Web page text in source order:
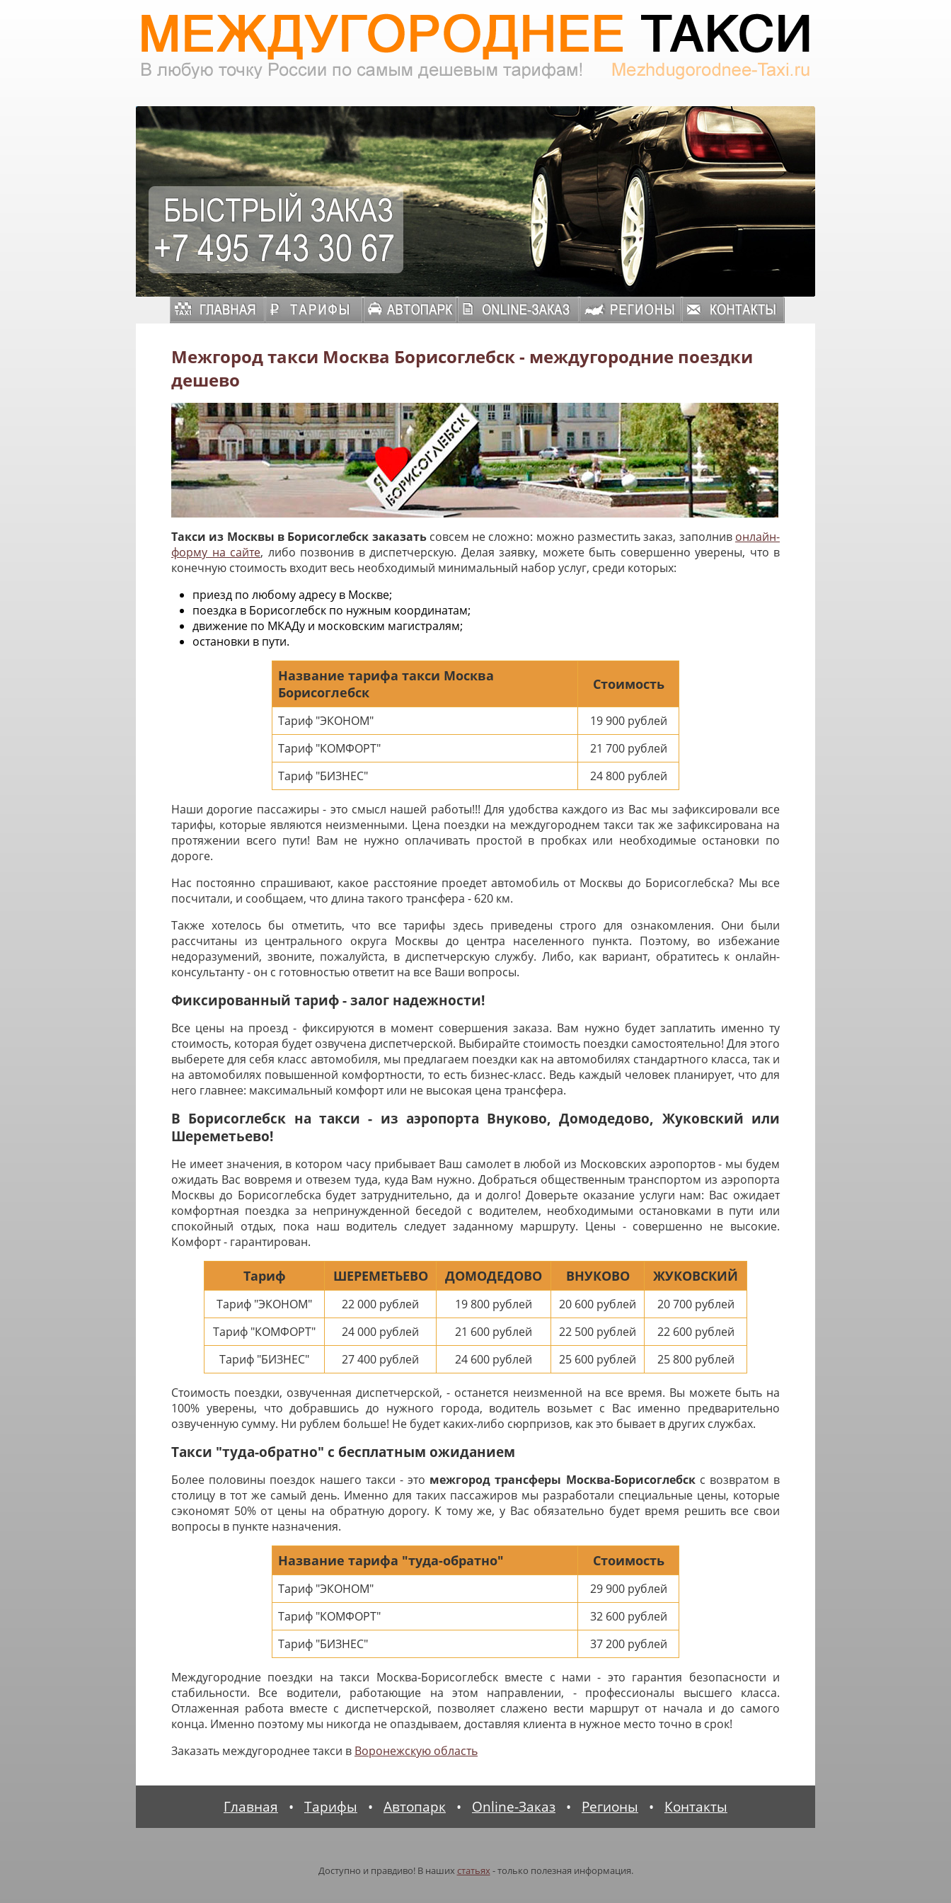
Межгород такси Москва Борисоглебск - междугородние поездки
дешево
Такси из Москвы в Борисоглебск заказатьсовсем не сложно: можно разместить заказ, заполнив онлайн-
форму на сайте, либо позвонив в диспетчерскую. Делая заявку, можете быть совершенно уверены, что в
конечную стоимость входит весь необходимый минимальный набор услуг, среди которых:
приезд по любому адресу в Москве;
поездка в Борисоглебск по нужным координатам;
движение по МКАДу и московским магистралям;
остановки в пути.
Название тарифа такси Москва
Борисоглебск
Стоимость
Тариф "ЭКОНОМ" 19 900рублей
Тариф "КОМФОРТ"
21 700рублей
Тариф "БИЗНЕС"
24 800рублей
Наши дорогие пассажиры - это смысл нашей работы!!! Для удобства каждого из Вас мы зафиксировали все
тарифы, которые являются неизменными. Цена поездки на междугороднем такси так же зафиксирована на
протяжении всего пути! Вам не нужно оплачивать простой в пробках или необходимые остановки по
дороге.
Нас постоянно спрашивают, какое расстояние проедет автомобиль от Москвы до Борисоглебска? Мы все
посчитали, и сообщаем, что длина такого трансфера - 620 км.
Также хотелось бы отметить, что все тарифы здесь приведены строго для ознакомления. Они были
рассчитаны из центрального округа Москвы до центра населенного пункта. Поэтому, во избежание
недоразумений, звоните, пожалуйста, в диспетчерскую службу. Либо, как вариант, обратитесь к онлайн-
консультанту - он с готовностью ответит на все Ваши вопросы.
Фиксированный тариф - залог надежности!
Все цены на проезд - фиксируются в момент совершения заказа. Вам нужно будет заплатить именно ту
стоимость, которая будет озвучена диспетчерской. Выбирайте стоимость поездки самостоятельно! Для этого
выберете для себя класс автомобиля, мы предлагаем поездки как на автомобилях стандартного класса, так и
на автомобилях повышенной комфортности, то есть бизнес-класс. Ведь каждый человек планирует, что для
него главнее: максимальный комфорт или не высокая цена трансфера.
В Борисоглебск на такси - из аэропорта Внуково, Домодедово, Жуковский или
Шереметьево!
Не имеет значения, в котором часу прибывает Ваш самолет в любой из Московских аэропортов - мы будем
ожидать Вас вовремя и отвезем туда, куда Вам нужно. Добраться общественным транспортом из аэропорта
Москвы до Борисоглебска будет затруднительно, да и долго! Доверьте оказание услуги нам: Вас ожидает
комфортная поездка за непринужденной беседой с водителем, необходимыми остановками в пути или
спокойный отдых, пока наш водитель следует заданному маршруту. Цены - совершенно не высокие.
Комфорт - гарантирован.
Тариф ШЕРЕМЕТЬЕВО ДОМОДЕДОВО ВНУКОВО ЖУКОВСКИЙ
Тариф "ЭКОНОМ" 22 000 рублей 19 800 рублей 20 600 рублей 20 700рублей
Тариф "КОМФОРТ"
24 000 рублей 21 600 рублей 22 500 рублей 22 600рублей
Тариф "БИЗНЕС"
27 400 рублей 24 600 рублей 25 600 рублей 25 800рублей
Стоимость поездки, озвученная диспетчерской, - останется неизменной на все время. Вы можете быть на
100% уверены, что добравшись до нужного города, водитель возьмет с Вас именно предварительно
озвученную сумму. Ни рублем больше! Не будет каких-либо сюрпризов, как это бывает в других службах.
Такси "туда-обратно" с бесплатным ожиданием
Более половины поездок нашего такси - это межгород трансферы Москва-Борисоглебскс возвратом в
столицу в тот же самый день. Именно для таких пассажиров мы разработали специальные цены, которые
сэкономят 50% от цены на обратную дорогу. К тому же, у Вас обязательно будет время решить все свои
вопросы в пункте назначения.
Название тарифа "туда-обратно" Стоимость
Тариф "ЭКОНОМ" 29 900рублей
Тариф "КОМФОРТ"
32 600рублей
Тариф "БИЗНЕС"
37 200рублей
Междугородние поездки на такси Москва-Борисоглебск вместе с нами - это гарантия безопасности и
стабильности. Все водители, работающие на этом направлении, - профессионалы высшего класса.
Отлаженная работа вместе с диспетчерской, позволяет слажено вести маршрут от начала и до самого
конца. Именно поэтому мы никогда не опаздываем, доставляя клиента в нужное место точно в срок!
Заказать междугороднее такси в Воронежскую область
Главная • Тарифы • Автопарк • Online-Заказ • Регионы • Контакты
Доступно и правдиво! В наших статьях - только полезная информация.